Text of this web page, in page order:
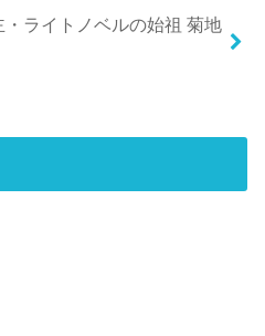
ライトノベルの始祖 菊地